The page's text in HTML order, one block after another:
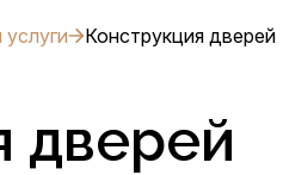
Конструкция дверей
дверей